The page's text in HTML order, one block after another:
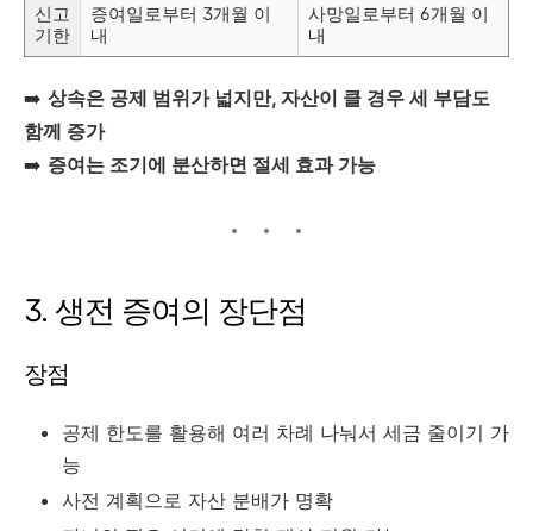
신고
기한
증여일로부터 3개월 이
내
사망일로부터 6개월 이
내
➡️ 상속은 공제 범위가 넓지만, 자산이 클 경우 세 부담도
함께 증가
➡️ 증여는 조기에 분산하면 절세 효과 가능
3.생전 증여의 장단점
장점
공제 한도를 활용해 여러 차례 나눠서 세금 줄이기 가
능
사전 계획으로 자산 분배가 명확